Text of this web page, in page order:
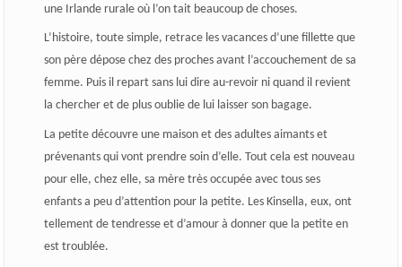
une Irlande rurale où l’on tait beaucoup de choses.
L’histoire, toute simple, retrace les vacances d’une fillette que
son père dépose chez des proches avant l’accouchement de sa
femme. Puis il repart sans lui dire au-revoir ni quand il revient
la chercher et de plus oublie de lui laisser son bagage.
La petite découvre une maison et des adultes aimants et
prévenants qui vont prendre soin d’elle. Tout cela est nouveau
pour elle, chez elle, sa mère très occupée avec tous ses
enfants a peu d’attention pour la petite. Les Kinsella, eux, ont
tellement de tendresse et d’amour à donner que la petite en
est troublée.